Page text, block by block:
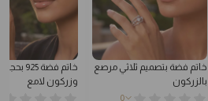
خاتم فضة بتصميم ثلاثي مرصع
بالزركون
0
خاتم فضة
وزركون لامع